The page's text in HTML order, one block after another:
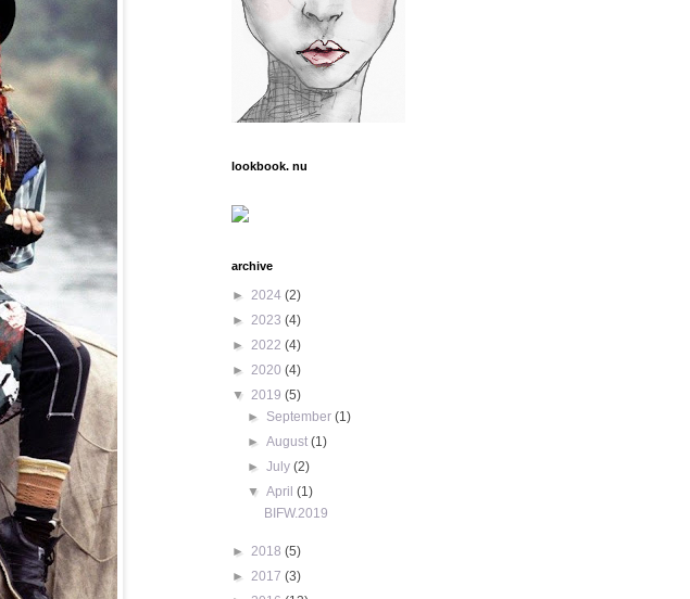
lookbook. nu
archive
► 2024 (2)
► 2023 (4)
► 2022 (4)
► 2020 (4)
▼ 2019 (5)
► September(1)
►August(1)
►July(2)
▼April(1)
BIFW.2019
► 2018 (5)
► 2017 (3)